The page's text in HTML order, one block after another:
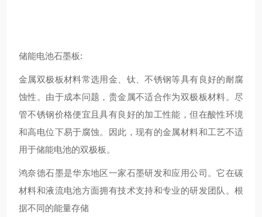
储能电池石墨板:
金属双极板材料常选用金、钛、不锈钢等具有良好的耐腐
蚀性。由于成本问题，贵金属不适合作为双极板材料。尽
管不锈钢价格便宜且具有良好的加工性能，但在酸性环境
和高电位下易于腐蚀。因此，现有的金属材料和工艺不适
用于储能电池的双极板。
鸿奈德石墨是华东地区一家石墨研发和应用公司。它在碳
材料和液流电池方面拥有技术支持和专业的研发团队。根
据不同的能量存储